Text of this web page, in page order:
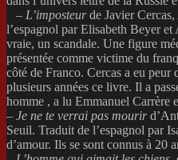
– L’imposteurde Javier
l’espagnol par Elisabeth Beyer
vraie, un scandale. Une figure
présentée comme victime du
côté de Franco. Cercas a eu peur
plusieurs années ce livre. Il a
homme , a lu Emmanuel Carrère
– Je ne te verrai pas mourir
Seuil. Traduit de l’espagnol par
d’amour. Ils se sont connus à 20